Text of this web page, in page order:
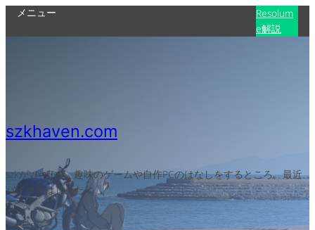
メニュー
Resolum
e解説
szkhaven.com
szkがVJやITや、趣味のゲームや自作PCのはなしをするところ。最近
バイクをはじめた